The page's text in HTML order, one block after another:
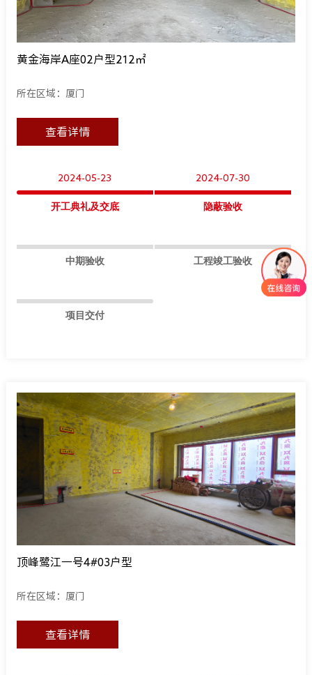
黄金海岸A座02户型212㎡
所在区域：厦门
查看详情
2024-05-23
开工典礼及交底
2024-07-30
隐蔽验收
中期验收 工程竣工验收
项目交付
顶峰鹭江一号4#03户型
所在区域：厦门
查看详情